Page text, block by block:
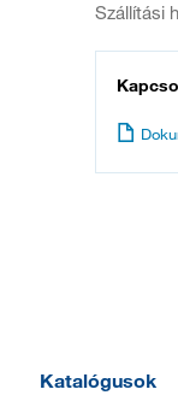
Szállítási
Katalógusok